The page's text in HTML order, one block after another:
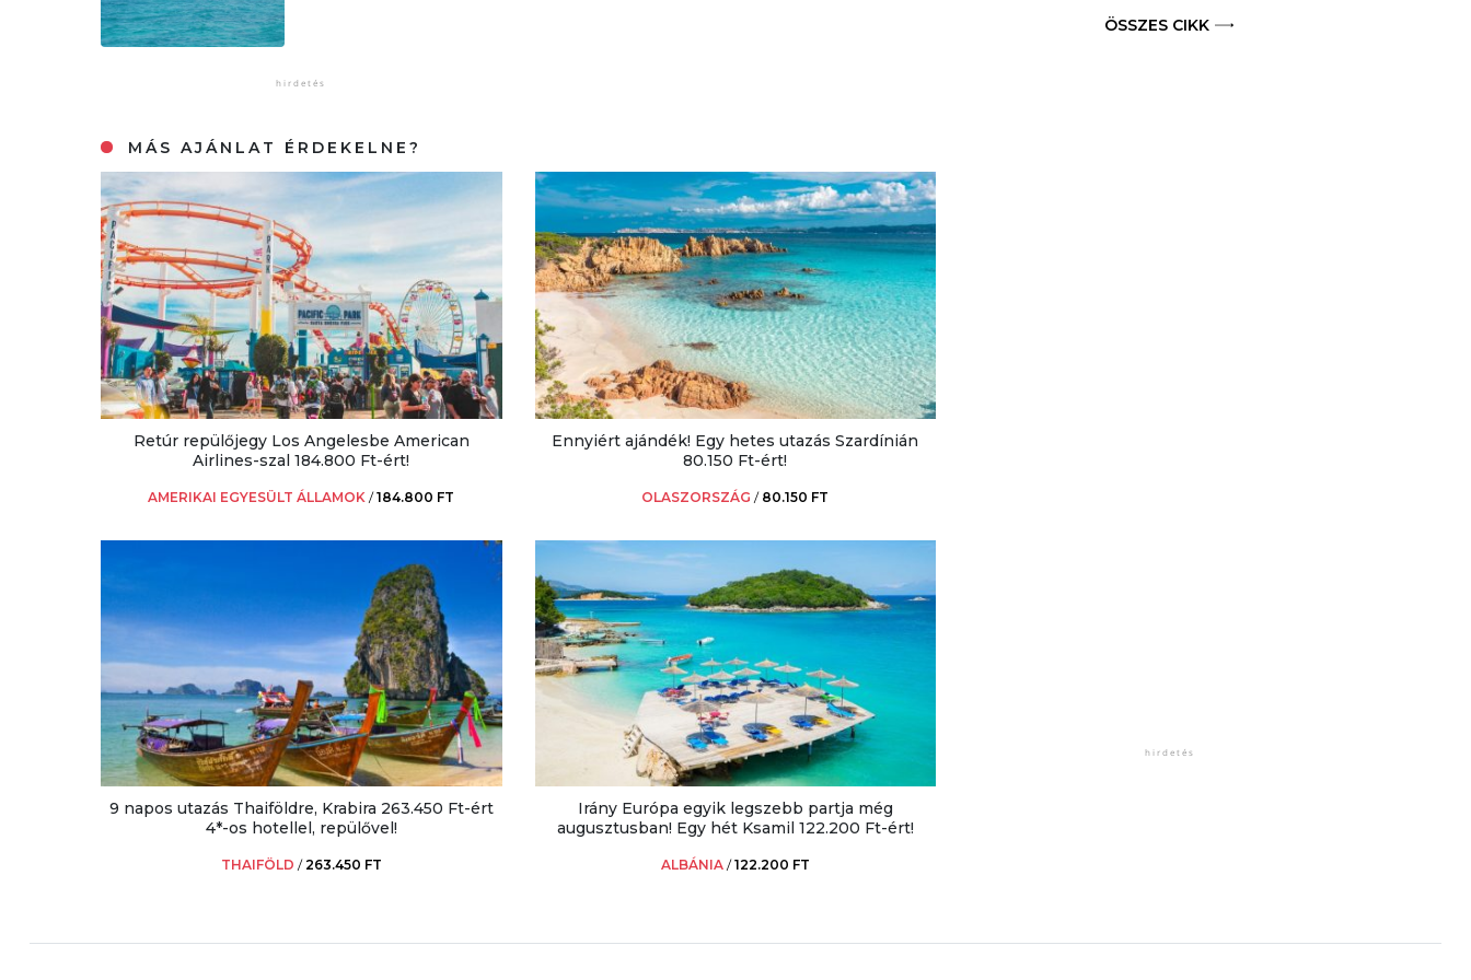
MÁS AJÁNLAT ÉRDEKELNE?
Retúr repülőjegy Los Angelesbe American
Airlines-szal 184.800 Ft-ért!
AMERIKAI EGYESÜLT ÁLLAMOK /184.800 FT
Ennyiért ajándék! Egy hetes utazás Szardínián
80.150 Ft-ért!
OLASZORSZÁG / 80.150 FT
9 napos utazás Thaiföldre, Krabira 263.450 Ft-ért
4*-os hotellel, repülővel!
THAIFÖLD /263.450 FT
Irány Európa egyik legszebb partja még
augusztusban! Egy hét Ksamil 122.200 Ft-ért!
ALBÁNIA /122.200 FT
ÖSSZES CIKK